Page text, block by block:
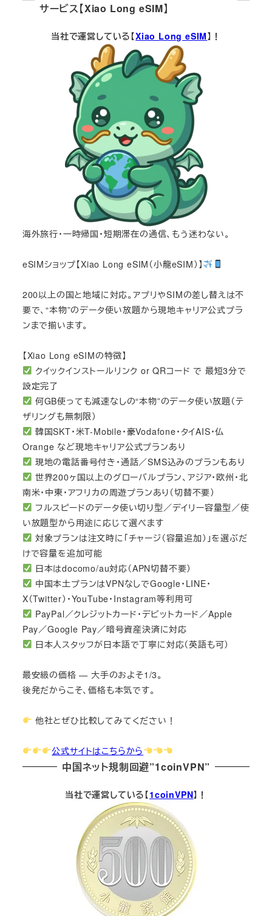
サービス【Xiao Long eSIM】
当社で運営している【Xiao Long eSIM】！
海外旅行・一時帰国・短期滞在の通信、もう迷わない。
eSIMショップ【Xiao Long eSIM（小龍eSIM）】
200以上の国と地域に対応。アプリやSIMの差し替えは不
要で、“本物”のデータ使い放題から現地キャリア公式プラ
ンまで揃います。
【Xiao Long eSIMの特徴】
クイックインストールリンク or QRコード で 最短3分で
設定完了
何GB使っても減速なしの“本物”のデータ使い放題（テ
ザリングも無制限）
韓国SKT・米T-Mobile・豪Vodafone・タイAIS・仏
Orange など現地キャリア公式プランあり
現地の電話番号付き・通話／SMS込みのプランもあり
世界200ヶ国以上のグローバルプラン、アジア・欧州・北
南米・中東・アフリカの周遊プランあり（切替不要）
フルスピードのデータ使い切り型／デイリー容量型／使
い放題型から用途に応じて選べます
対象プランは注文時に「チャージ（容量追加）」を選ぶだ
けで容量を追加可能
日本はdocomo/au対応（APN切替不要）
中国本土プランはVPNなしでGoogle・LINE・
X（Twitter）・YouTube・Instagram等利用可
PayPal／クレジットカード・デビットカード／Apple
Pay／Google Pay／暗号資産決済に対応
日本人スタッフが日本語で丁寧に対応（英語も可）
最安級の価格 — 大手のおよそ1/3。
後発だからこそ、価格も本気です。
他社とぜひ比較してみてください！
公式サイトはこちらから
中国ネット規制回避”1coinVPN”
当社で運営している【1coinVPN】！